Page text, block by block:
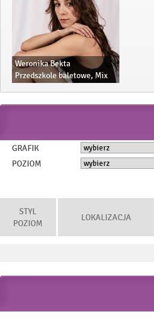
Weronika Bekta
Przedszkole baletowe, Mix
GRAFIK
POZIOM
STYL
POZIOM
LOKALIZACJA